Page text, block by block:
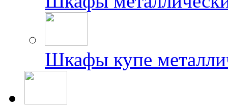
Шкафы купе